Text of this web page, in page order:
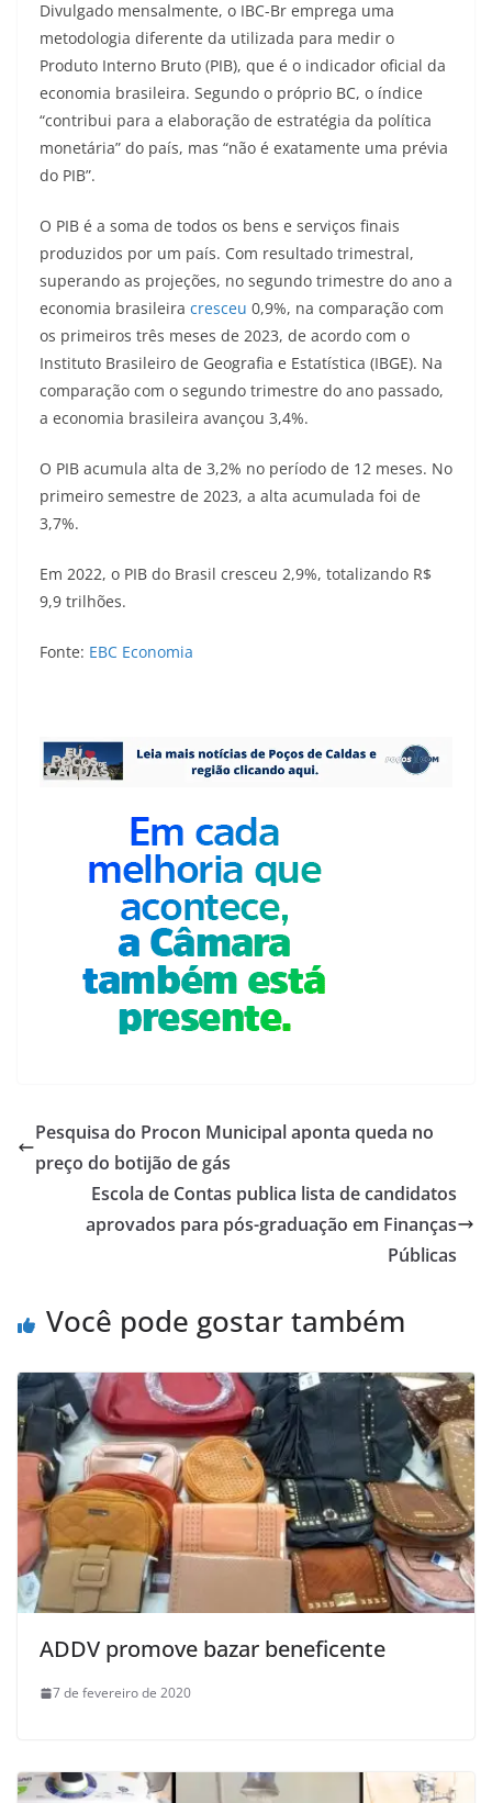
Divulgado mensalmente, o IBC-Br emprega uma
metodologia diferente da utilizada para medir o
Produto Interno Bruto (PIB), que é o indicador oficial da
economia brasileira. Segundo o próprio BC, o índice
“contribui para a elaboração de estratégia da política
monetária” do país, mas “não é exatamente uma prévia
do PIB”.
O PIB é a soma de todos os bens e serviços finais
produzidos por um país. Com resultado trimestral,
superando as projeções, no segundo trimestre do ano a
economia brasileira cresceu 0,9%, na comparação com
os primeiros três meses de 2023, de acordo com o
Instituto Brasileiro de Geografia e Estatística (IBGE). Na
comparação com o segundo trimestre do ano passado,
a economia brasileira avançou 3,4%.
O PIB acumula alta de 3,2% no período de 12 meses. No
primeiro semestre de 2023, a alta acumulada foi de
3,7%.
Em 2022, o PIB do Brasil cresceu 2,9%, totalizando R$
9,9 trilhões.
Fonte: EBC Economia
Pesquisa do Procon Municipal aponta queda no
preço do botijão de gás
Escola de Contas publica lista de candidatos
aprovados para pós-graduação em Finanças
Públicas
Você pode gostar também
ADDV promove bazar beneficente
7 de fevereiro de 2020